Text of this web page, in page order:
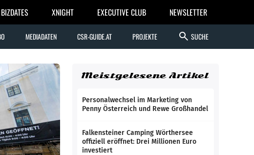
BIZDATES XNIGHT EXECUTIVE CLUB NEWSLETTER
MEDIADATEN CSR-GUIDE.AT PROJEKTE search SUCHE
Meistgelesene Artikel
Personalwechsel im Marketing von
Penny Österreich und Rewe Großhandel
Falkensteiner Camping Wörthersee
offiziell eröffnet: Drei Millionen Euro
investiert